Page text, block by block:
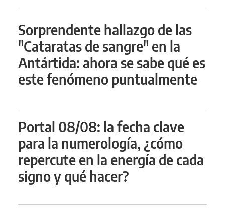
Sorprendente hallazgo de las
"Cataratas de sangre" en la
Antártida: ahora se sabe qué es
este fenómeno puntualmente
Portal 08/08: la fecha clave
para la numerología, ¿cómo
repercute en la energía de cada
signo y qué hacer?